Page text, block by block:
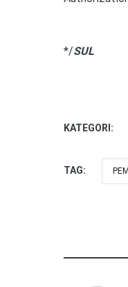
*/SUL
KATEGORI:
TAG: